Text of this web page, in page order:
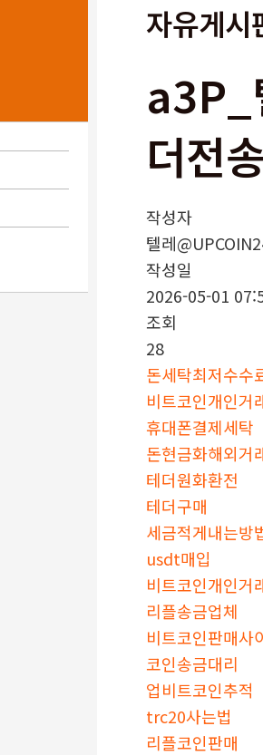
자유게시
a3P_
더전
작성자
텔레
작성일
2026-05-01
조회
28
돈세탁최저수수
비트코인개인거
휴대폰결제세탁
돈현금화해외거
테더원화환전
테더구매
세금적게내는방
usdt매입
비트코인개인거
리플송금업체
비트코인판매사
코인송금대리
업비트코인추적
trc20사는법
리플코인판매